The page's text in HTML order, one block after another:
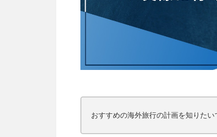
おすすめの海外旅行の計画を知りたい